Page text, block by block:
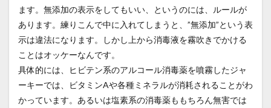
ます。無添加の表示をしてもいい、というのには、ルールが
あります。練りこんで中に入れてしまうと、”無添加”という表
示は違法になります。しかし上から消毒液を霧吹きでかける
ことはオッケーなんです。
具体的には、ヒビテン系のアルコール消毒薬を噴霧したジャ
ーキーでは、ビタミンAや各種ミネラルが消耗されることがわ
かっています。あるいは塩素系の消毒薬ももちろん無害では